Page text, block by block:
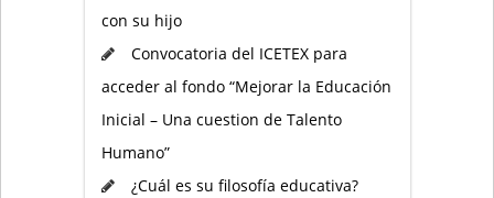
con su hijo
Convocatoria del ICETEX para
acceder al fondo “Mejorar la Educación
Inicial – Una cuestion de Talento
Humano”
¿Cuál es su filosofía educativa?